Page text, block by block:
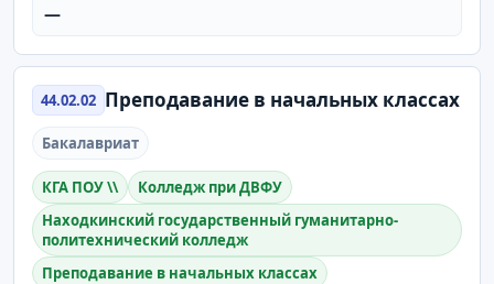
—
44.02.02 Преподавание в начальных классах
Бакалавриат
КГА ПОУ \\
Колледж при ДВФУ
Находкинский государственный гуманитарно-
политехнический колледж
Преподавание в начальных классах